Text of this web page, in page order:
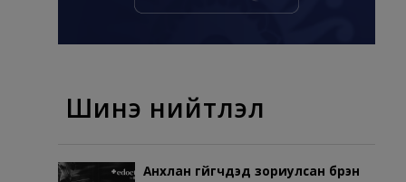
Шинэ нийтлэл
Анхлан гүйгчдэд зориулсан бүрэн